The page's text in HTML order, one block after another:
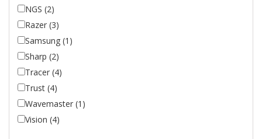
NGS (2)
Razer (3)
Samsung (1)
Sharp (2)
Tracer (4)
Trust (4)
Wavemaster (1)
Vision (4)